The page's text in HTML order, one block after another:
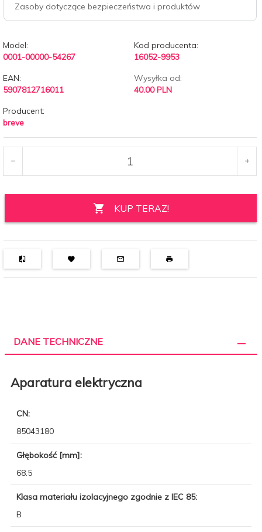
Zasoby dotyczące bezpieczeństwa i produktów
Model:
0001-00000-54267
Kod producenta:
16052-9953
EAN:
5907812716011
Wysyłka od:
40.00 PLN
Producent:
breve
KUP TERAZ!
DANE TECHNICZNE
Aparatura elektryczna
CN:
85043180
Głębokość [mm]:
68.5
Klasa materiału izolacyjnego zgodnie z IEC 85:
B